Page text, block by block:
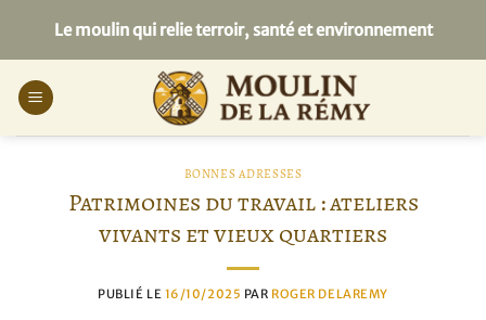
contenu
Le moulin qui relie terroir, santé et environnement
BONNES ADRESSES
Patrimoines du travail : ateliers
vivants et vieux quartiers
PUBLIÉ LE 16/10/2025 PAR ROGER DELAREMY